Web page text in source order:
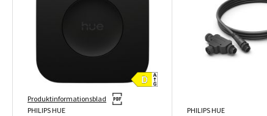
Produktinformationsblad
PHILIPS HUE
PHILIPS HUE